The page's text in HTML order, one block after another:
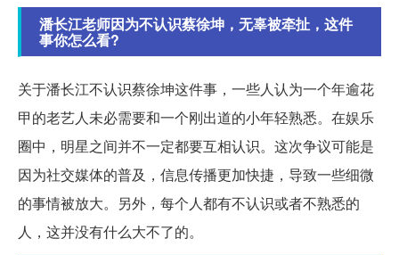
潘长江老师因为不认识蔡徐坤，无辜被牵扯，这件
事你怎么看?
关于潘长江不认识蔡徐坤这件事，一些人认为一个年逾花
甲的老艺人未必需要和一个刚出道的小年轻熟悉。在娱乐
圈中，明星之间并不一定都要互相认识。这次争议可能是
因为社交媒体的普及，信息传播更加快捷，导致一些细微
的事情被放大。另外，每个人都有不认识或者不熟悉的
人，这并没有什么大不了的。